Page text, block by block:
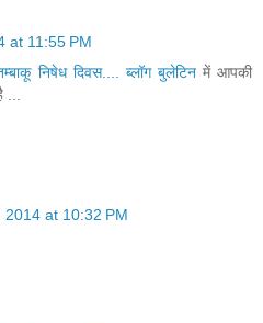
at 11:55 PM
निषेध दिवस.... ब्‍लॉग बुलेटिन में आपकी
2014 at 10:32 PM